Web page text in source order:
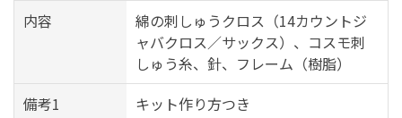
内容
綿の刺しゅうクロス（14カウントジ
ャバクロス／サックス）、コスモ刺
しゅう糸、針、フレーム（樹脂）
備考1
キット作り方つき